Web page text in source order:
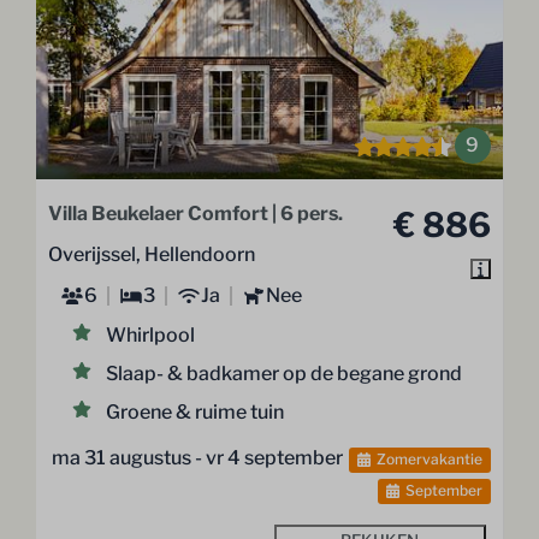
9
€ 886
Villa Beukelaer Comfort | 6 pers.
Overijssel, Hellendoorn
6
3 Ja
Nee
Whirlpool
Slaap- & badkamer op de begane grond
Groene & ruime tuin
ma 31 augustus - vr 4 september
Zomervakantie
September